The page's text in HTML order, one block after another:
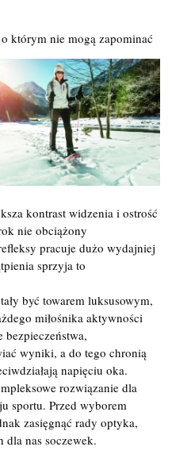
którym nie mogą zapominać
kontrast widzenia i ostrość
nie obciążony
pracuje dużo wydajniej
sprzyja to
być towarem luksusowym,
miłośnika aktywności
wyniki, a do tego chronią
napięciu oka.
rozwiązanie dla
sportu. Przed wyborem
zasięgnąć rady optyka,
nas soczewek.